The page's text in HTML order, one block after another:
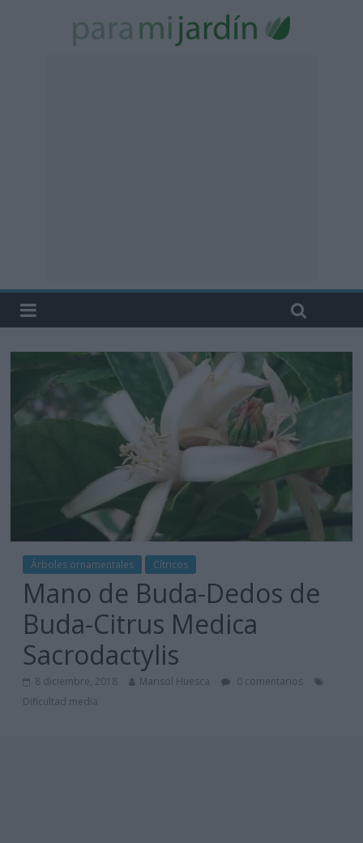
Árboles ornamentales Cítricos
Mano de Buda-Dedos de
Buda-Citrus Medica
Sacrodactylis
8 diciembre, 2018 Marisol Huesca
0 comentarios
Dificultad media